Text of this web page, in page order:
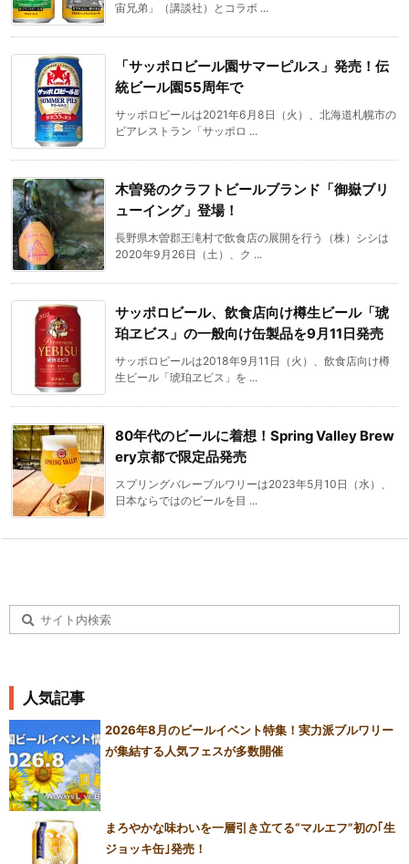
宙兄弟」（講談社）とコラボ ...
「サッポロビール園サマーピルス」発売！伝
統ビール園55周年で
サッポロビールは2021年6月8日（火）、北海道札幌市の
ビアレストラン「サッポロ ...
木曽発のクラフトビールブランド「御嶽ブリ
ューイング」登場！
長野県木曽郡王滝村で飲食店の展開を行う（株）シシは
2020年9月26日（土）、ク ...
サッポロビール、飲食店向け樽生ビール「琥
珀ヱビス」の一般向け缶製品を9月11日発売
サッポロビールは2018年9月11日（火）、飲食店向け樽
生ビール「琥珀ヱビス」を ...
80年代のビールに着想！Spring Valley Brew
ery京都で限定品発売
スプリングバレーブルワリーは2023年5月10日（水）、
日本ならではのビールを目 ...
人気記事
2026年8月のビールイベント特集！実力派ブルワリー
が集結する人気フェスが多数開催
まろやかな味わいを一層引き立てる“マルエフ”初の｢生
ジョッキ缶｣発売！